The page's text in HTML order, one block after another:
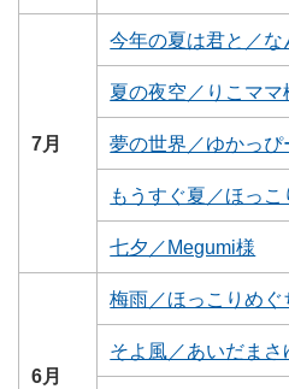
7月
今年の夏は君と／な
夏の夜空／りこママ
夢の世界／ゆかっぴ
もうすぐ夏／ほっ
七夕／Megumi様
6月
梅雨／ほっこりめぐ
そよ風／あいだまさ